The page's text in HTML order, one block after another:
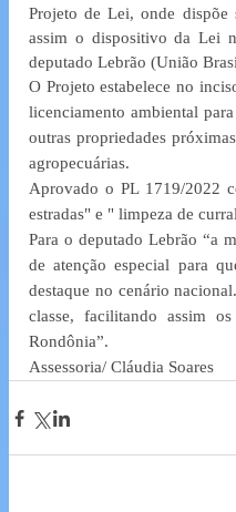
Projeto de Lei, onde dispõe
assim o dispositivo da Lei
deputado Lebrão (União
O Projeto estabelece no
licenciamento ambiental
outras propriedades
agropecuárias.
Aprovado o PL 1719/2022
estradas" e " limpeza de
Para o deputado Lebrão “a
de atenção especial para
destaque no cenário
classe, facilitando assim
Rondônia”.
Assessoria/ Cláudia Soares